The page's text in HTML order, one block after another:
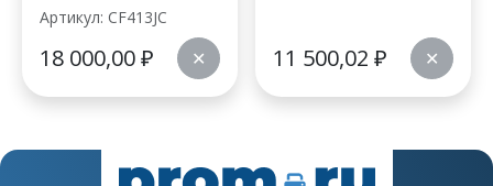
Артикул: CF413JC
18 000,00₽ ✕ 11 500,02 ₽ ✕